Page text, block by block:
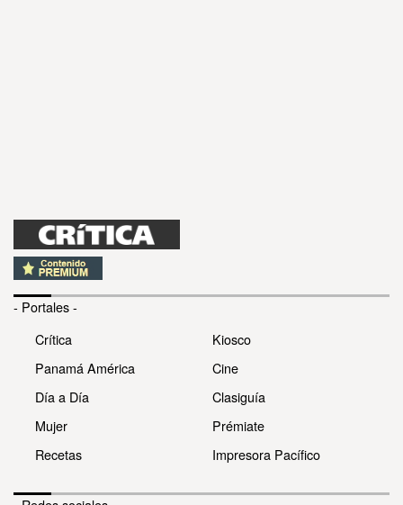
- Portales -
Crítica
Panamá América
Día a Día
Mujer
Recetas
Kiosco
Cine
Clasiguía
Prémiate
Impresora Pacífico